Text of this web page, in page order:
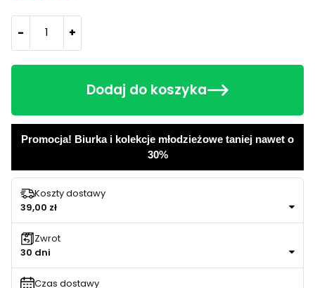
- +
Dodaj do koszyka
Promocja! Biurka i kolekcje młodzieżowe taniej nawet o
30%
Koszty dostawy
39,00 zł
Zwrot
30 dni
Czas dostawy